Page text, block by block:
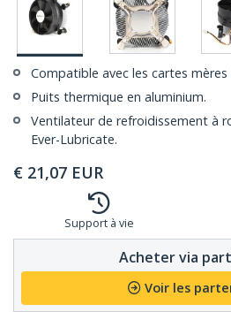
Compatible avec les cartes
Puits thermique en aluminium.
Ventilateur de refroidissement à
Ever-Lubricate.
€ 21,07 EUR
Support à vie
Acheter via
Voir les